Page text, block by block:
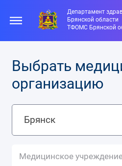
Департамент
Брянской области
ТФОМС Брянской
Выбрать
организацию
Брянск
Медицинское